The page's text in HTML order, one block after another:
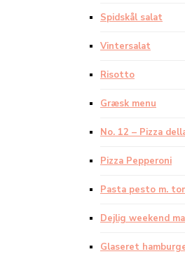
Spidskål salat
Vintersalat
Risotto
Græsk menu
No. 12 – Pizza
Pizza Pepperoni
Pasta pesto m.
Dejlig weekend
Glaseret